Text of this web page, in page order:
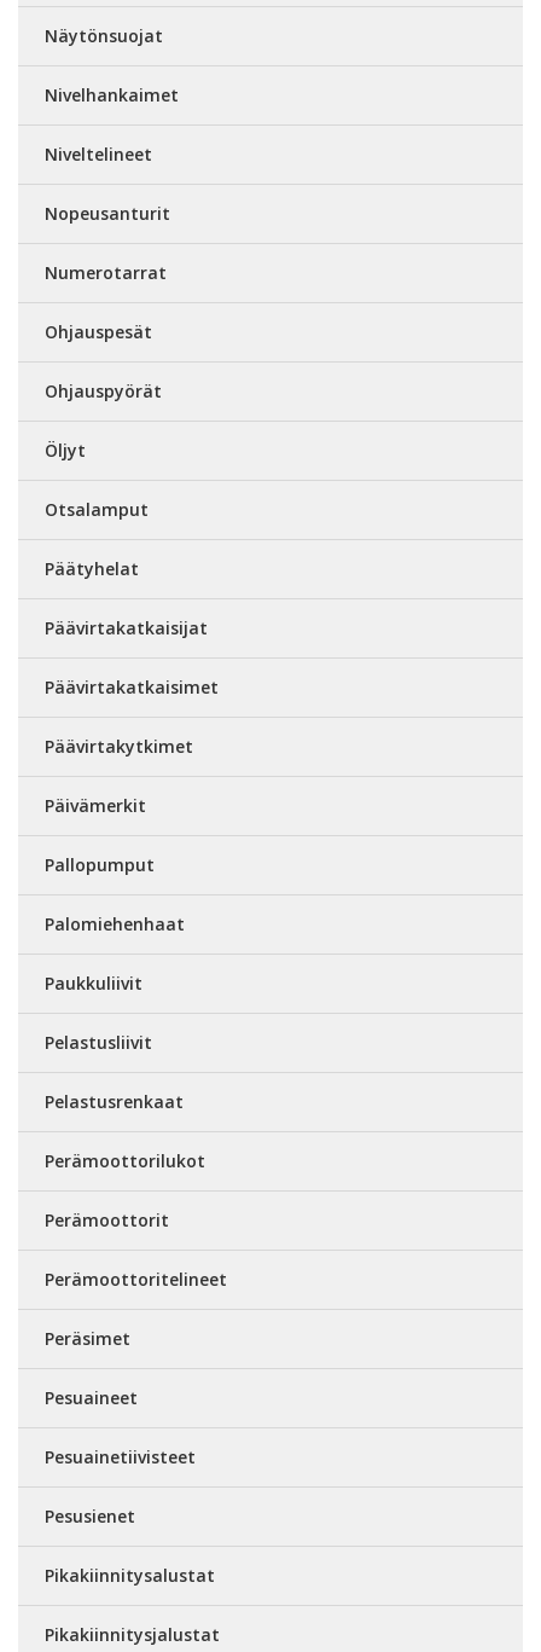
Näytönsuojat
Nivelhankaimet
Niveltelineet
Nopeusanturit
Numerotarrat
Ohjauspesät
Ohjauspyörät
Öljyt
Otsalamput
Päätyhelat
Päävirtakatkaisijat
Päävirtakatkaisimet
Päävirtakytkimet
Päivämerkit
Pallopumput
Palomiehenhaat
Paukkuliivit
Pelastusliivit
Pelastusrenkaat
Perämoottorilukot
Perämoottorit
Perämoottoritelineet
Peräsimet
Pesuaineet
Pesuainetiivisteet
Pesusienet
Pikakiinnitysalustat
Pikakiinnitysjalustat